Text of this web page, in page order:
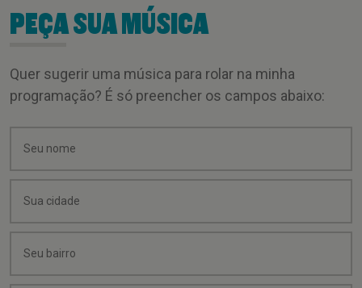
PEÇA SUA MÚSICA
Quer sugerir uma música para rolar na minha
programação? É só preencher os campos abaixo: